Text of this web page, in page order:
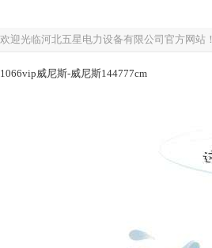
欢迎光临河北五星电力设备有限公司官方网站！
1066vip威尼斯-威尼斯144777cm